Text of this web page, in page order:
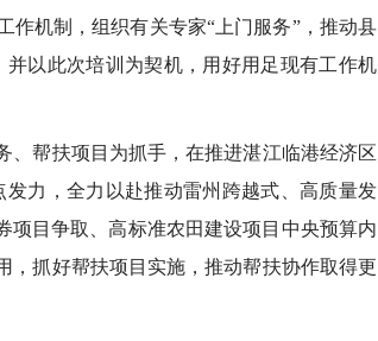
机制，组织有关专家“上门服务”，推动县
以此次培训为契机，用好用足现有工作机
帮扶项目为抓手，在推进湛江临港经济区
力，全力以赴推动雷州跨越式、高质量发
项目争取、高标准农田建设项目中央预算内
，抓好帮扶项目实施，推动帮扶协作取得更